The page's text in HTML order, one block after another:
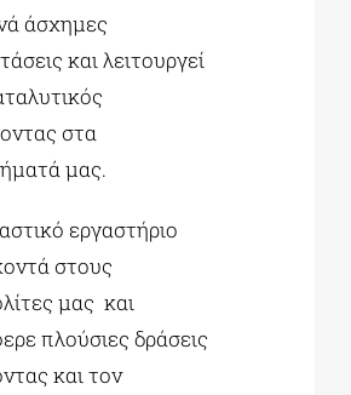
άσχημες
και λειτουργεί
στα
μας.
εργαστήριο
στους
μας και
πλούσιες δράσεις
και τον